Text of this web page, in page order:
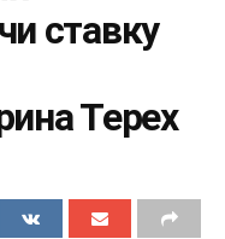
ставку
Терех